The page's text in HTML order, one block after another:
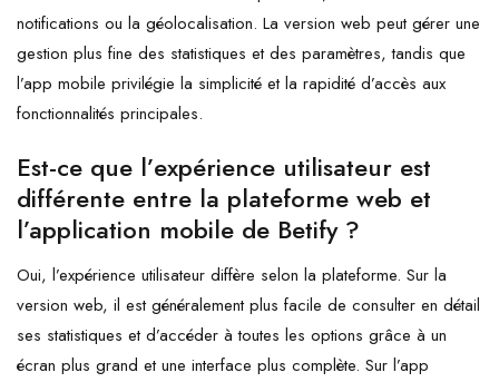
notifications ou la géolocalisation. La version web peut gérer une
gestion plus fine des statistiques et des paramètres, tandis que
l’app mobile privilégie la simplicité et la rapidité d’accès aux
fonctionnalités principales.
Est-ce que l’expérience utilisateur est
différente entre la plateforme web et
l’application mobile de Betify ?
Oui, l’expérience utilisateur diffère selon la plateforme. Sur la
version web, il est généralement plus facile de consulter en détail
ses statistiques et d’accéder à toutes les options grâce à un
écran plus grand et une interface plus complète. Sur l’app